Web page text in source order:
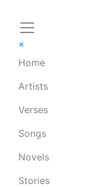
×
Home
Artists
Verses
Songs
Novels
Stories